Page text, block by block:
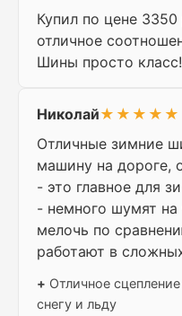
Купил по цене
отличное
Шины просто класс!
Николай★★★★★
Отличные зимние
машину на дороге,
- это главное для
- немного шумят на
мелочь по
работают в
+ Отличное
снегу и льду